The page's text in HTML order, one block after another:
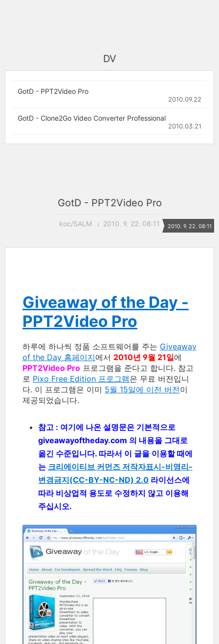
DV
GotD - PPT2Video Pro
2010.09.22
GotD - Clone2Go Video Converter Professional
2010.03.21
GotD - PPT2Video Pro
koc/SALM 2010. 9. 22. 08:11 2010. 9. 22. 08:11
Giveaway of the Day -
PPT2Video Pro
하루에 하나씩 정품 소프트웨어를 주는 Giveaway
of the Day 홈페이지에서 2010년 9월 21일에
PPT2Video Pro 프로그램을 준다고 합니다. 참고
로 Pixo Free Edition 프로그램은 무료 버전입니
다. 이 프로그램은 이미 5월 15일에 이전 버전이
제공되었습니다.
참고 : 여기에 나온 설명문은 기본적으로
giveawayoftheday.com 의 내용을 그대로
옮긴 수준입니다. 따라서 이 글을 이용할 때에
는 크리에이티브 커먼즈 저작자표시-비영리-
변경금지(CC-BY-NC-ND) 2.0 라이선스에
따라 비상업적 용도로 수정하지 않고 이용해
주십시오.